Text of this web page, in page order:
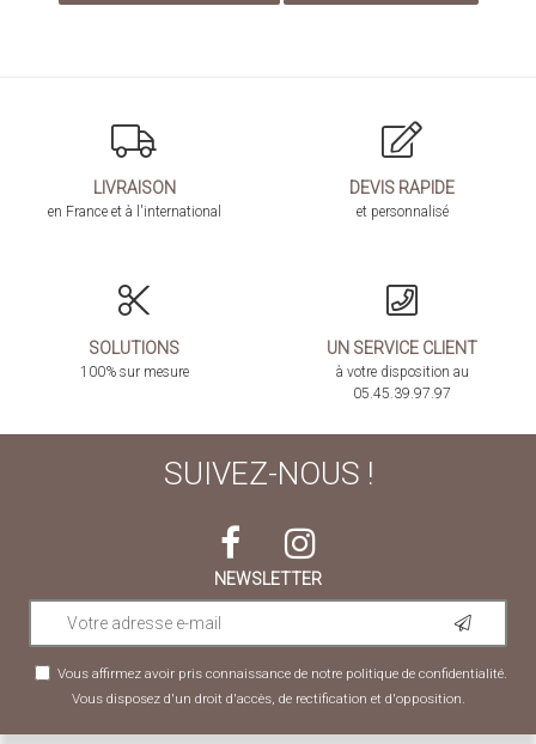
LIVRAISON
en France et à l'international
DEVIS RAPIDE
et personnalisé
SOLUTIONS
100% sur mesure
UN SERVICE CLIENT
à votre disposition au
05.45.39.97.97
SUIVEZ-NOUS !
NEWSLETTER
Vous affirmez avoir pris connaissance de notre politique de confidentialité.
Vous disposez d'un droit d'accès, de rectification et d'opposition.